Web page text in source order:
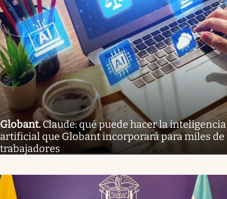
Globant.Claude: qué puede hacer la inteligencia
artificial que Globant incorporará para miles de
trabajadores